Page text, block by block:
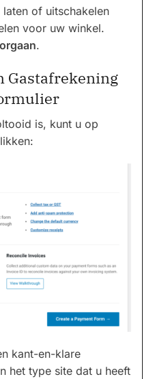
of uitschakelen
voor uw winkel.
.
Gastafrekening
is, kunt u op
kant-en-klare
het type site dat u heeft